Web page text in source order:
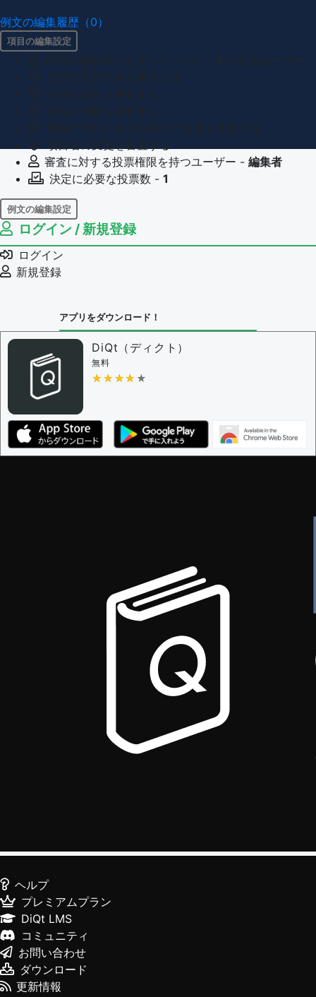
例文の編集履歴（0）
項目の編集設定
審査に対する投票権限を持つユーザー - 編集者
決定に必要な投票数 - 1
例文の編集設定
例文の編集権限を持つユーザー -
例文の削除を審査する
審査に対する投票権限を持つユーザー -
決定に必要な投票数 -
問題の編集権限を持つユーザー -すべてのユーザー
審査に対する投票権限を持つユーザー -
決定に必要な投票数 -
編集ガイドライン
ログイン / 新規登録
ログイン
新規登録
アプリをダウンロード！
DiQt（ディクト）
無料
★★★★★
★★★★★
ヘルプ
プレミアムプラン
DiQt LMS
コミュニティ
お問い合わせ
ダウンロード
更新情報